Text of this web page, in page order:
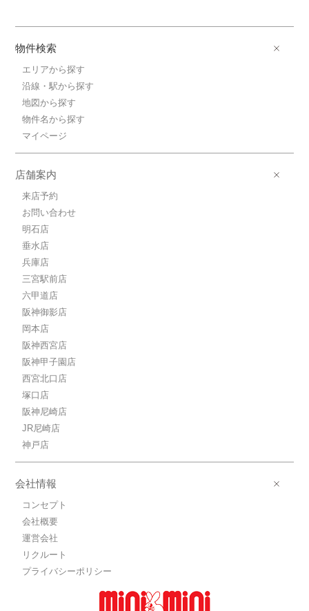
物件検索
エリアから探す
沿線・駅から探す
地図から探す
物件名から探す
マイページ
店舗案内
来店予約
お問い合わせ
明石店
垂水店
兵庫店
三宮駅前店
六甲道店
阪神御影店
岡本店
阪神西宮店
阪神甲子園店
西宮北口店
塚口店
阪神尼崎店
JR尼崎店
神戸店
会社情報
コンセプト
会社概要
運営会社
リクルート
プライバシーポリシー